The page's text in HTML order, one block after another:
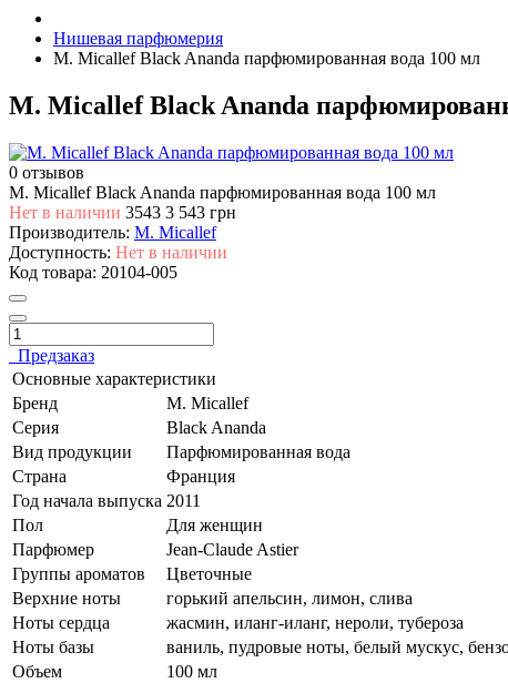
Нишевая парфюмерия
M. Micallef Black Ananda парфюмированная вода 100 мл
M. Micallef Black Ananda
0 отзывов
M. Micallef Black Ananda парфюмированная вода 100 мл
Нет в наличии 3543 3 543 грн
Производитель: M. Micallef
Доступность: Нет в наличии
Код товара: 20104-005
Предзаказ
Основные характеристики
Бренд
M. Micallef
Серия
Black Ananda
Вид продукции
Парфюмированная вода
Страна
Франция
Год начала выпуска 2011
Пол
Для женщин
Парфюмер
Jean-Claude Astier
Группы ароматов
Цветочные
Верхние ноты
горький апельсин, лимон, слива
Ноты сердца
жасмин, иланг-иланг, нероли, тубероза
Ноты базы
ваниль, пудровые ноты, белый мускус,
Объем
100 мл